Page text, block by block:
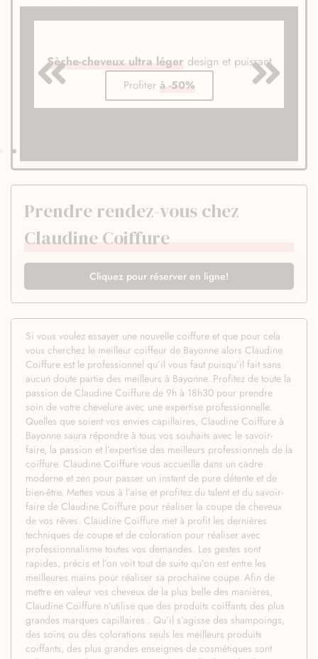
Sèche-cheveux ultra léger design et puissant
Profiter à -50%
Prendre rendez-vous chez
Claudine Coiffure
Cliquez pour réserver en ligne!
Si vous voulez essayer une nouvelle coiffure et que pour cela
vous cherchez le meilleur coiffeur de Bayonne alors Claudine
Coiffure est le professionnel qu’il vous faut puisqu’il fait sans
aucun doute partie des meilleurs à Bayonne. Profitez de toute la
passion de Claudine Coiffure de 9h à 18h30 pour prendre
soin de votre chevelure avec une expertise professionnelle.
Quelles que soient vos envies capillaires, Claudine Coiffure à
Bayonne saura répondre à tous vos souhaits avec le savoir-
faire, la passion et l’expertise des meilleurs professionnels de la
coiffure. Claudine Coiffure vous accueille dans un cadre
moderne et zen pour passer un instant de pure détente et de
bien-être. Mettes vous à l’aise et profitez du talent et du savoir-
faire de Claudine Coiffure pour réaliser la coupe de cheveux
de vos rêves. Claudine Coiffure met à profit les dernières
techniques de coupe et de coloration pour réaliser avec
professionnalisme toutes vos demandes. Les gestes sont
rapides, précis et l’on voit tout de suite qu’on est entre les
meilleures mains pour réaliser sa prochaine coupe. Afin de
mettre en valeur vos cheveux de la plus belle des manières,
Claudine Coiffure n’utilise que des produits coiffants des plus
grandes marques capillaires . Qu’il s’agisse des shampoings,
des soins ou des colorations seuls les meilleurs produits
coiffants, des plus grandes enseignes de cosmétiques sont